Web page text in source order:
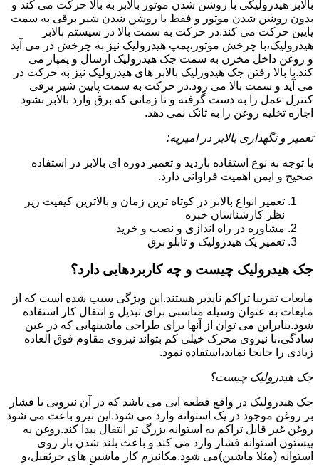
بالابر هیدرولیکی با روشن شدن موتور بالابر به بالا حرکت می کند و
بدون روشن شدن موتور و فقط با روشن شدن شیر برقی به سمت
پایین حرکت می کند.در حرکت به سمت بالا در سیستم بالابر
هیدرولیک،با چرخش موتور،پمپ هیدرولیک نیز به چرخش در می آید
و روغن داخل مخزن به سمت جک هیدرولیک ارسال و پمپاز می
کند.با بالا رفتن جک هیدورلیک بالابر های هیدرولیک نیز به حرکت در
می آید و سمت بالا می رود.در حرکت به سمت پایین شیر برقی
کنترل عمل را به دست گرفته و تا زمانی که برق وارد بالابر نشود
اجازه تخلیه روغن را به تانک نمی دهد.
تعمیر و نگهداری بالابر در امیریه:
با توجه به نوع استفاده بازدید و تعمیر دوره ای بالابر در استفاده
صحیح و ایمن اهمیت فراوانی دارد.
تعمیر انواع بالابر در کوتاه ترین زمان و بالاترین کیفیت زیر
نظر کارشناسان خبره
مشاوره در راه اندازی و نصب و خرید
تعمیر پک هیدرولیک و تابلو برق
جک هیدرولیک چیست و چه کاربردهایی دارد؟
مایعات تقریبا تراکم ناپذیر هستند.این ویژگی سبب شده است که از
مایعات به عنوان وسیله مناسبی برای تبدیل و انتقال کار استفاده
شود.بنابراین می توان از آنها برای طراحی ماشینهایی که در عین
سادگی،با نیروی محرک خیلی کم بتواند نیروی مقاوم فوق العاده
زیادی را جابجا نماید،استفاده نمود.
جک هیدرولیک چیست؟
جک هیدرولیک در واقع قطعه ایی می باشد که در آن نیرویی با فشار
بر روغن موجود در یک استوانه وارد می شود.این نیرو باعث می شود
روغن غیر قابل تراکم به استوانه بزرگ تر انتقال پیدا کند.روغن به
پیستون استوانه فشار وارد می کند و باعث بلند شدن بار روی
استوانه (مثلا ماشین)می شود.مکانیزم کار ماشین های جرثقیل،و